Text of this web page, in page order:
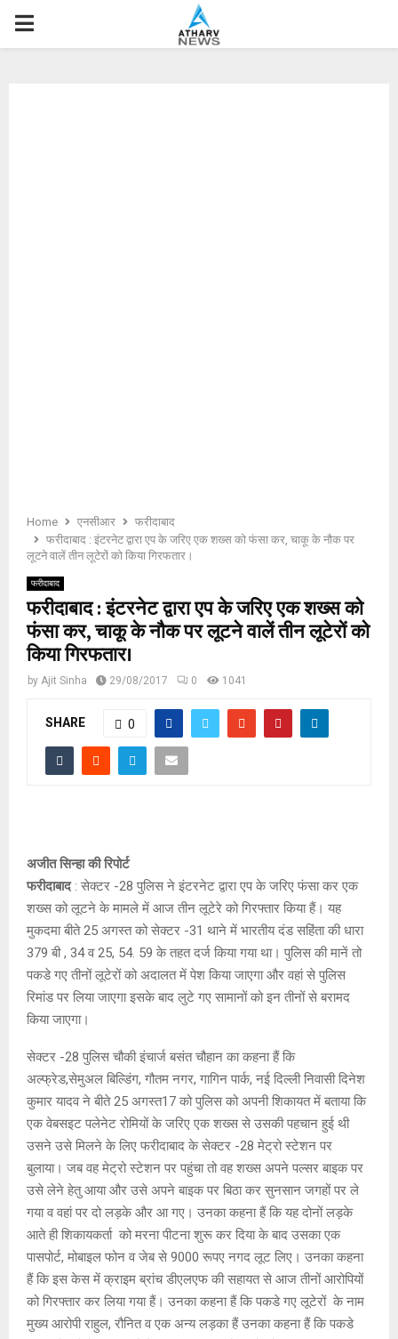
P
Home एनसीआर
फरीदाबाद
फरीदाबाद : इंटरनेट द्वारा एप के जरिए एक शख्स को फंसा कर, चाकू के नौक पर
लूटने वालें तीन लूटेरों को किया गिरफतार।
फरीदाबाद
फरीदाबाद : इंटरनेट द्वारा एप के जरिए एक शख्स को
फंसा कर, चाकू के नौक पर लूटने वालें तीन लूटेरों को
किया गिरफतार।
by Ajit Sinha 29/08/2017 0 1041
SHARE 0
अजीत सिन्हा की रिपोर्ट
फरीदाबाद: सेक्टर -28 पुलिस ने इंटरनेट द्वारा एप के जरिए फंसा कर एक
शख्स को लूटने के मामले में आज तीन लूटेरे को गिरफ्तार किया हैं। यह
मुकदमा बीते 25 अगस्त को सेक्टर -31 थाने में भारतीय दंड सहिंता की धारा
379 बी , 34 व 25, 54. 59 के तहत दर्ज किया गया था। पुलिस की मानें तो
पकडे गए तीनों लूटेरों को अदालत में पेश किया जाएगा और वहां से पुलिस
रिमांड पर लिया जाएगा इसके बाद लुटे गए सामानों को इन तीनों से बरामद
किया जाएगा।
सेक्टर -28 पुलिस चौकी इंचार्ज बसंत चौहान का कहना हैं कि
अल्फ्रेड,सेमुअल बिल्डिंग, गौतम नगर, गागिन पार्क, नई दिल्ली निवासी दिनेश
कुमार यादव ने बीते 25 अगस्त17 को पुलिस को अपनी शिकायत में बताया कि
एक वेबसइट पलेनेट रोमियों के जरिए एक शख्स से उसकी पहचान हुई थी
उसने उसे मिलने के लिए फरीदाबाद के सेक्टर -28 मेट्रो स्टेशन पर
बुलाया। जब वह मेट्रो स्टेशन पर पहुंचा तो वह शख्स अपने पल्सर बाइक पर
उसे लेने हेतु आया और उसे अपने बाइक पर बिठा कर सुनसान जगहों पर ले
गया व वहां पर दो लड़के और आ गए। उनका कहना हैं कि यह दोनों लड़के
आते ही शिकायकर्ता को मरना पीटना शुरू कर दिया के बाद उसका एक
पासपोर्ट, मोबाइल फोन व जेब से 9000 रूपए नगद लूट लिए। उनका कहना
हैं कि इस केस में क्राइम ब्रांच डीएलएफ की सहायत से आज तीनों आरोपियों
को गिरफ्तार कर लिया गया हैं। उनका कहना हैं कि पकडे गए लूटेरों के नाम
मुख्य आरोपी राहुल, रौनित व एक अन्य लड़का हैं उनका कहना हैं कि पकडे